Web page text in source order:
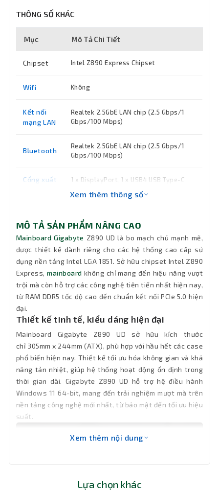
THÔNG SỐ KHÁC
Mục Mô Tả Chi Tiết
Chipset Intel Z890 Express Chipset
Wifi Không
Kết nối
mạng LAN
Realtek 2.5GbE LAN chip (2.5 Gbps/1
Gbps/100 Mbps)
Bluetooth
Realtek 2.5GbE LAN chip (2.5 Gbps/1
Gbps/100 Mbps)
Cổng xuất
1 x DisplayPort, 1 x USB4 USB Type-C
Tốc độ
Bus
/8266(O.C) / 8200(O.C) / 8000(O.C) /
7600(O.C.) / 7400(O.C.) / 7200(O.C.) /
7000(O.C.) / 6800(O.C.) / 6600(O.C.) /
6400 / 6200 / 6000 / 5800 /
5600MT/s
Hệ điều
Socket LGA 1851
Khe cắm
1 x M.2 PCIe 5.0 x4/x2, 3 x M.2 PCIe 4.0
x4/x2, 4 x SATA 6Gb/s
Loại Ram DDR5
Giao Tiếp
4 khe cắm Ram
Xem thêm thông số
MÔ TẢ SẢN PHẨM NÂNG CAO
Mainboard Gigabyte Z890 UD là bo mạch chủ mạnh mẽ,
được thiết kế dành riêng cho các hệ thống cao cấp sử
dụng nền tảng Intel LGA 1851. Sở hữu chipset Intel Z890
Express,mainboard không chỉ mang đến hiệu năng vượt
trội mà còn hỗ trợ các công nghệ tiên tiến nhất hiện nay,
từ RAM DDR5 tốc độ cao đến chuẩn kết nối PCIe 5.0 hiện
đại.
Thiết kế tinh tế, kiểu dáng hiện đại
Mainboard Gigabyte Z890 UD sở hữu kích thước
chỉ 305mm x 244mm (ATX), phù hợp với hầu hết các case
phổ biến hiện nay. Thiết kế tối ưu hóa không gian và khả
năng tản nhiệt, giúp hệ thống hoạt động ổn định trong
thời gian dài. Gigabyte Z890 UD hỗ trợ hệ điều hành
Windows 11 64-bit, mang đến trải nghiệm mượt mà trên
nền tảng công nghệ mới nhất, từ bảo mật đến tối ưu hiệu
suất.
Xem thêm nội dung
Lựa chọn khác